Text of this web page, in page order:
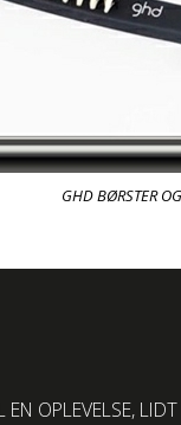
GHD BØRSTER
OPLEVELSE, LIDT